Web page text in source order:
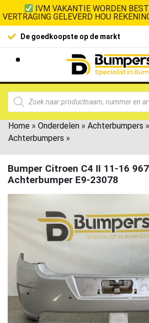
IVM VAKANTIE WORDEN
VERTRAGING GELEVERD HOU
De goedkoopste op de markt
Home » Onderdelen » Achterbumpers »
Achterbumpers »
Bumper Citroen C4 II 11-16
Achterbumper E9-23078